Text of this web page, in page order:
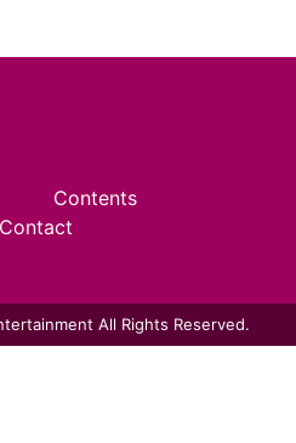
Contents
Contact
All Rights Reserved.